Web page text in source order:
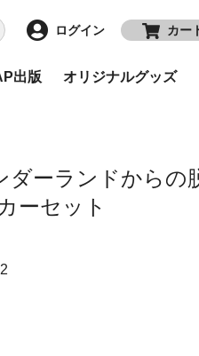
ログイン カー
出版 オリジナルグッズ
ダーランドからの
ーセット